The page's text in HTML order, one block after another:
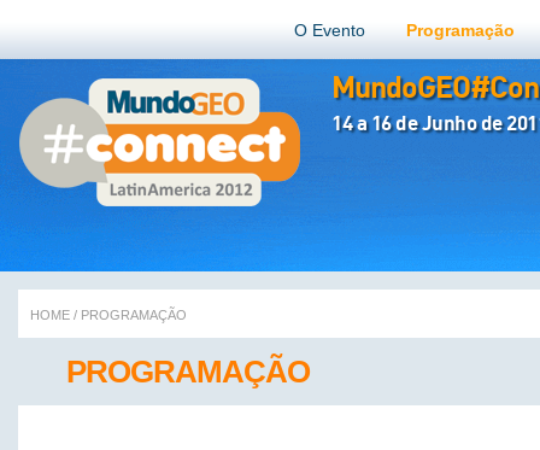
O Evento Programação
14 a 16 de Junho de
PROGRAMAÇÃO
HOME / PROGRAMAÇÃO